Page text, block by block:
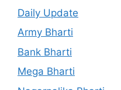
Daily Update
Army Bharti
Bank Bharti
Mega Bharti